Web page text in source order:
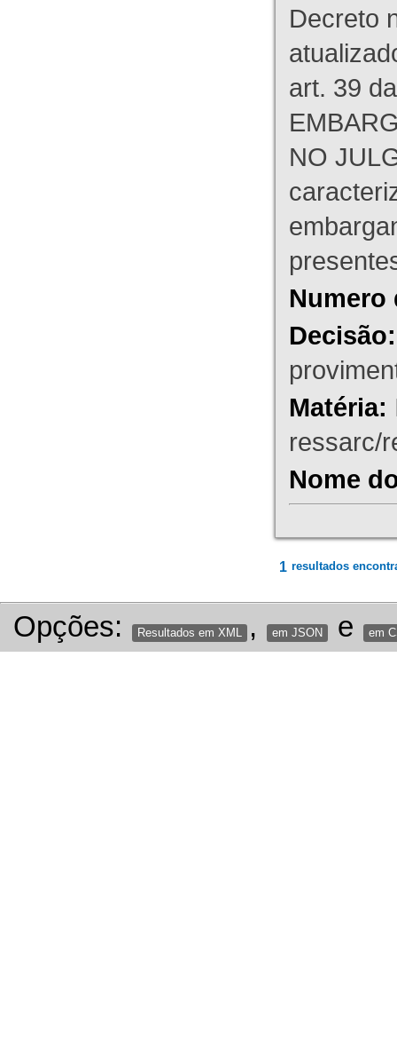
Decreto
art. 39
NO
Numero
Decisão:
Matéria:
ressarc/
Nome
1 resultados
Opções: Resultados em XML , em JSON e em